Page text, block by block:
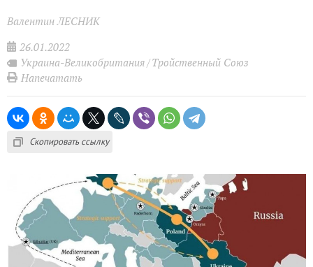
Валентин ЛЕСНИК
26.01.2022
Украина-Великобритания Тройственный Союз
Напечатать
Скопировать ссылку